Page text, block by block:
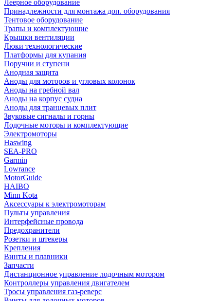
Леерное оборудование
Принадлежности для монтажа доп. оборудования
Тентовое оборудование
Трапы и комплектующие
Крышки вентиляции
Люки технологические
Платформы для купания
Поручни и ступени
Анодная защита
Аноды для моторов и угловых колонок
Аноды на гребной вал
Аноды на корпус судна
Аноды для транцевых плит
Звуковые сигналы и горны
Лодочные моторы и комплектующие
Электромоторы
Haswing
SEA-PRO
Garmin
Lowrance
MotorGuide
HAIBO
Minn Kota
Аксессуары к электромоторам
Пульты управления
Интерфейсные провода
Предохранители
Розетки и штекеры
Крепления
Винты и плавники
Запчасти
Дистанционное управление лодочным мотором
Контроллеры управления двигателем
Тросы управления газ-реверс